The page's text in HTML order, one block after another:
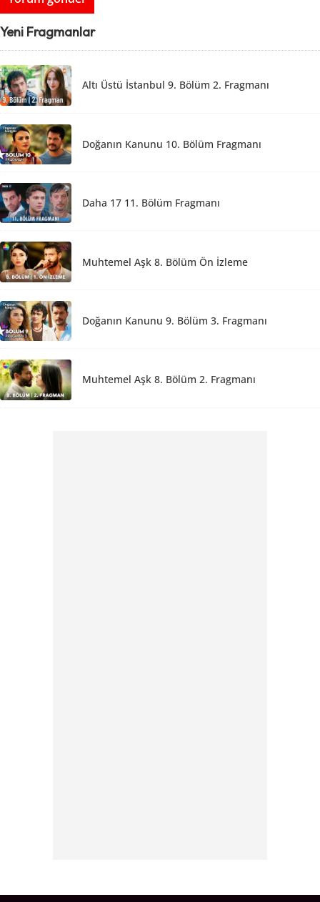
Yeni Fragmanlar
Altı Üstü İstanbul 9. Bölüm 2. Fragmanı
Doğanın Kanunu 10. Bölüm Fragmanı
Daha 17 11. Bölüm Fragmanı
Muhtemel Aşk 8. Bölüm Ön İzleme
Doğanın Kanunu 9. Bölüm 3. Fragmanı
Muhtemel Aşk 8. Bölüm 2. Fragmanı